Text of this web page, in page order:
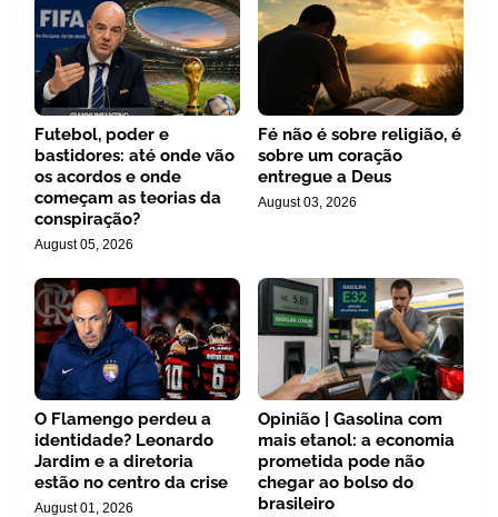
Futebol, poder e
bastidores: até onde vão
os acordos e onde
começam as teorias da
conspiração?
August 05, 2026
Fé não é sobre religião, é
sobre um coração
entregue a Deus
August 03, 2026
O Flamengo perdeu a
identidade? Leonardo
Jardim e a diretoria
estão no centro da crise
August 01, 2026
Opinião | Gasolina com
mais etanol: a economia
prometida pode não
chegar ao bolso do
brasileiro